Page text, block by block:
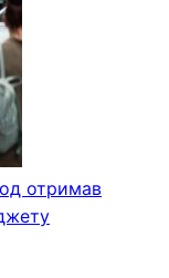
отримав